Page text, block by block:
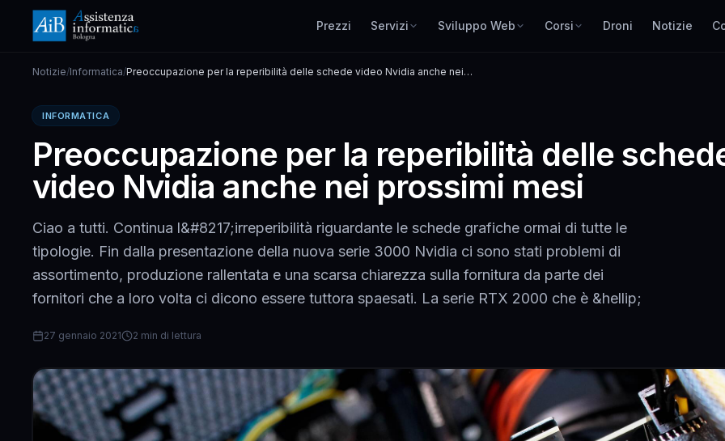
Prezzi Servizi Sviluppo Web Corsi Droni Notizie
Notizie/Informatica/Preoccupazione per la reperibilità delle schede video Nvidia anche nei
INFORMATICA
Preoccupazione per la reperibilità delle
video Nvidia anche nei prossimi mesi
Ciao a tutti. Continua l&#8217;irreperibilità riguardante le schede grafiche ormai di tutte le
tipologie. Fin dalla presentazione della nuova serie 3000 Nvidia ci sono stati problemi di
assortimento, produzione rallentata e una scarsa chiarezza sulla fornitura da parte dei
fornitori che a loro volta ci dicono essere tuttora spaesati. La serie RTX 2000 che è &hellip;
27 gennaio 2021 2 min di lettura